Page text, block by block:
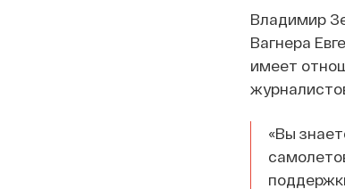
Владимир
Вагнера
имеет
«Вы